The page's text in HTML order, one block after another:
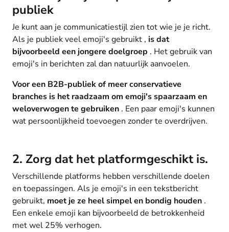
publiek
Je kunt aan je communicatiestijl zien tot wie je je richt.
Als je publiek veel emoji's gebruikt , is dat
bijvoorbeeld een jongere doelgroep . Het gebruik van
emoji's in berichten zal dan natuurlijk aanvoelen.
Voor een B2B-publiek of meer conservatieve
branches is het raadzaam om emoji's spaarzaam en
weloverwogen te gebruiken . Een paar emoji's kunnen
wat persoonlijkheid toevoegen zonder te overdrijven.
2. Zorg dat het platformgeschikt is.
Verschillende platforms hebben verschillende doelen
en toepassingen. Als je emoji's in een tekstbericht
gebruikt, moet je ze heel simpel en bondig houden .
Een enkele emoji kan bijvoorbeeld de betrokkenheid
met wel 25% verhogen.